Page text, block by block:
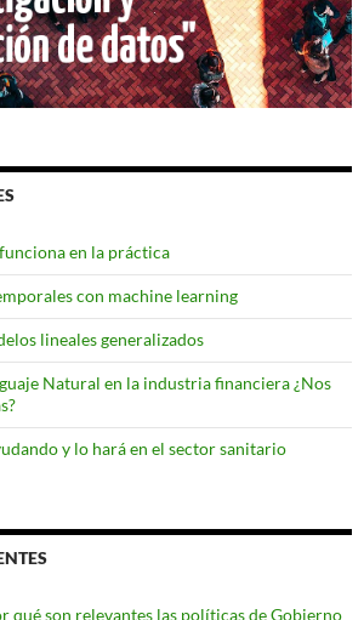
en la práctica
con machine learning
lineales generalizados
Natural en la industria financiera ¿Nos
y lo hará en el sector sanitario
qué son relevantes las políticas de Gobierno